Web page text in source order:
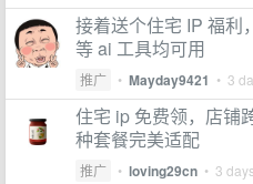
接着送个住宅 IP 福利
等 ai 工具均可用
推广 • Mayday9421 • 3
住宅 ip 免费领，店铺
种套餐完美适配
推广 • loving29cn • 3